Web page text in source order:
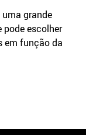
grande
pode escolher
em função da